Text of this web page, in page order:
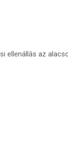
ellenállás az